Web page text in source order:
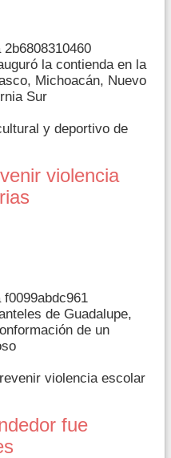
la contienda en la
Michoacán, Nuevo
Sur
y deportivo de
violencia
de Guadalupe,
de un
violencia escolar
fue